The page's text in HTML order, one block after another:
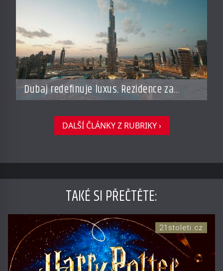
Dubaj redefinuje luxus. Rezidence za
miliardy dnes připomínají soukromé
resorty budoucnosti
DALŠÍ ČLÁNKY Z RUBRIKY ›
TAKÉ SI PŘEČTĚTE:
21stoleti.cz